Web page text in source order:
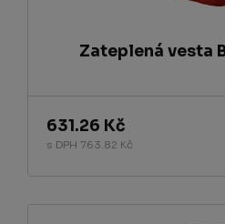
Zateplená vesta
631.26 Kč
s DPH 763.82 Kč